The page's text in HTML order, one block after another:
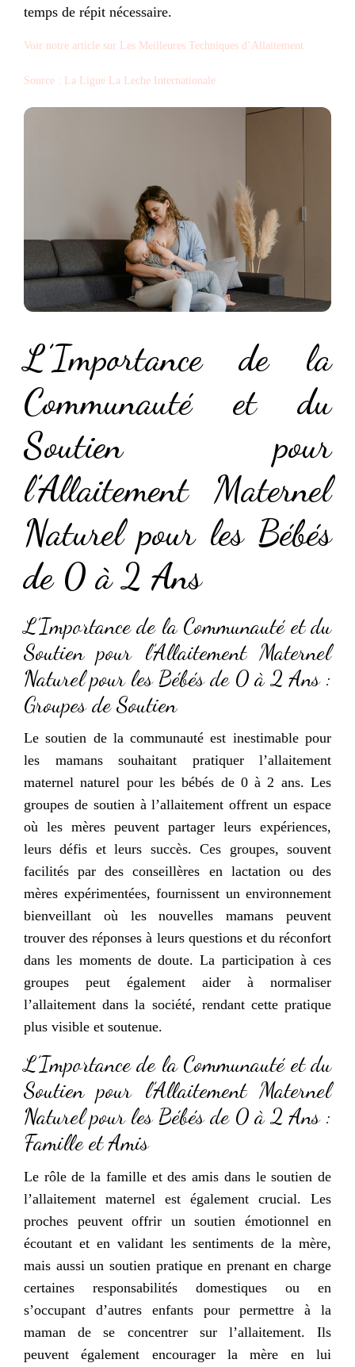
temps de répit nécessaire.
Voir notre article sur Les Meilleures Techniques d’Allaitement
Source : La Ligue La Leche Internationale
L’Importance de la
Communauté et du
Soutien pour
l’Allaitement Maternel
Naturel pour les Bébés
de 0 à 2 Ans
L’Importance de la Communauté et du
Soutien pour l’Allaitement Maternel
Naturel pour les Bébés de 0 à 2 Ans :
Groupes de Soutien
Le soutien de la communauté est inestimable pour
les mamans souhaitant pratiquer l’allaitement
maternel naturel pour les bébés de 0 à 2 ans. Les
groupes de soutien à l’allaitement offrent un espace
où les mères peuvent partager leurs expériences,
leurs défis et leurs succès. Ces groupes, souvent
facilités par des conseillères en lactation ou des
mères expérimentées, fournissent un environnement
bienveillant où les nouvelles mamans peuvent
trouver des réponses à leurs questions et du réconfort
dans les moments de doute. La participation à ces
groupes peut également aider à normaliser
l’allaitement dans la société, rendant cette pratique
plus visible et soutenue.
L’Importance de la Communauté et du
Soutien pour l’Allaitement Maternel
Naturel pour les Bébés de 0 à 2 Ans :
Famille et Amis
Le rôle de la famille et des amis dans le soutien de
l’allaitement maternel est également crucial. Les
proches peuvent offrir un soutien émotionnel en
écoutant et en validant les sentiments de la mère,
mais aussi un soutien pratique en prenant en charge
certaines responsabilités domestiques ou en
s’occupant d’autres enfants pour permettre à la
maman de se concentrer sur l’allaitement. Ils
peuvent également encourager la mère en lui